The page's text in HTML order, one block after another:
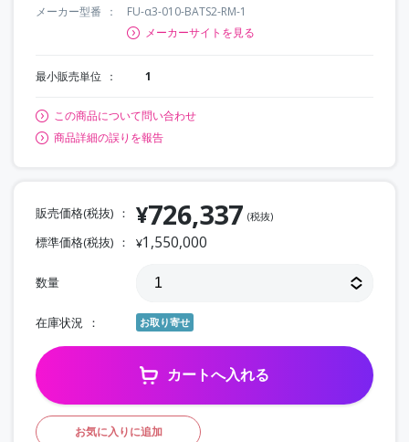
メーカー型番
FU-α3-010-BATS2-RM-1
メーカーサイトを見る
最小販売単位 1
この商品について問い合わせ
商品詳細の誤りを報告
販売価格(税抜) ¥726,337 (税抜)
標準価格(税抜) ¥1,550,000
数量
在庫状況 お取り寄せ
カートへ入れる
お気に入りに追加